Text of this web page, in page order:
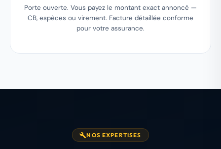
Porte ouverte. Vous payez le montant exact annoncé —
CB, espèces ou virement. Facture détaillée conforme
pour votre assurance.
NOS EXPERTISES